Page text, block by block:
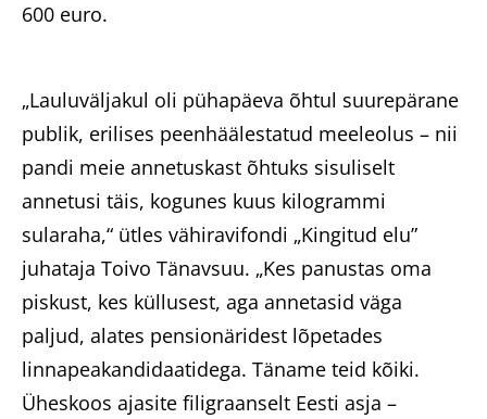
600 euro.
„Lauluväljakul oli pühapäeva õhtul suurepärane
publik, erilises peenhäälestatud meeleolus – nii
pandi meie annetuskast õhtuks sisuliselt
annetusi täis, kogunes kuus kilogrammi
sularaha,“ ütles vähiravifondi „Kingitud elu”
juhataja Toivo Tänavsuu. „Kes panustas oma
piskust, kes küllusest, aga annetasid väga
paljud, alates pensionäridest lõpetades
linnapeakandidaatidega. Täname teid kõiki.
Üheskoos ajasite filigraanselt Eesti asja –